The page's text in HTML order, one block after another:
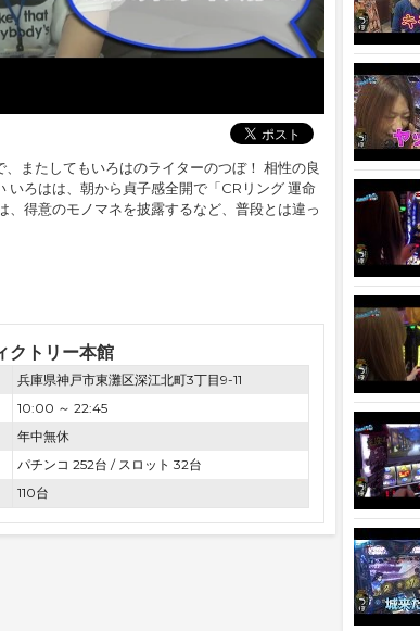
またしてもいろはのライターのつぼ！ 相性の良
いろはは、朝から貞子感全開で「CRリング 運命
得意のモノマネを披露するなど、普段とは違っ
クトリー本館
兵庫県神戸市東灘区深江北町3丁目9-11
10:00 ～ 22:45
年中無休
パチンコ 252台 / スロット 32台
110台